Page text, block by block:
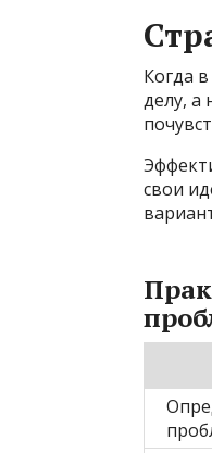
Когда
делу, а
свои